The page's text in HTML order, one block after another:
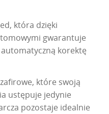
która dzięki
gwarantuje
korektę
które swoją
ustępuje jedynie
pozostaje idealnie